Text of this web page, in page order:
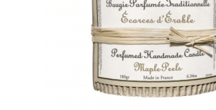
Chutneys, confits et crèmes
Coffrets épicés